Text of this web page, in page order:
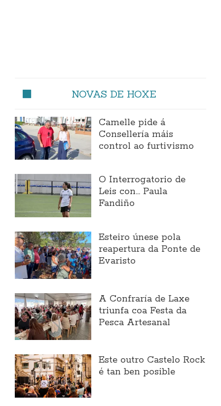
NOVAS DE HOXE
Camelle pide á
Consellería máis
control ao furtivismo
O Interrogatorio de
Leis con... Paula
Fandiño
Esteiro únese pola
reapertura da Ponte de
Evaristo
A Confraría de Laxe
triunfa coa Festa da
Pesca Artesanal
Este outro Castelo Rock
é tan ben posible